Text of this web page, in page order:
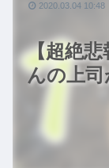
【超絶悲
んの上司
2020.03.04 10:48